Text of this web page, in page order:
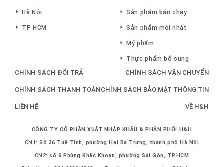
Hà Nội
TP HCM
Sản phẩm bán chạy
Sản phẩm mới nhất
Mỹ phẩm
Thực phẩm bổ sung
CHÍNH SÁCH ĐỔI TRẢ CHÍNH SÁCH VẬN CHUYỂN
CHÍNH SÁCH THANH TOÁNCHÍNH SÁCH BẢO MẬT THÔNG TIN
LIÊN HỆ VỀ H&H
CÔNG TY CỔ PHẦN XUẤT NHẬP KHẨU & PHÂN PHỐI H&H
CN1:Số 36 Tuệ Tĩnh, phường Hai Bà Trưng, thành phố Hà Nội
CN2:số 9 Phùng Khắc Khoan, phường Sài Gòn, TP.HCM